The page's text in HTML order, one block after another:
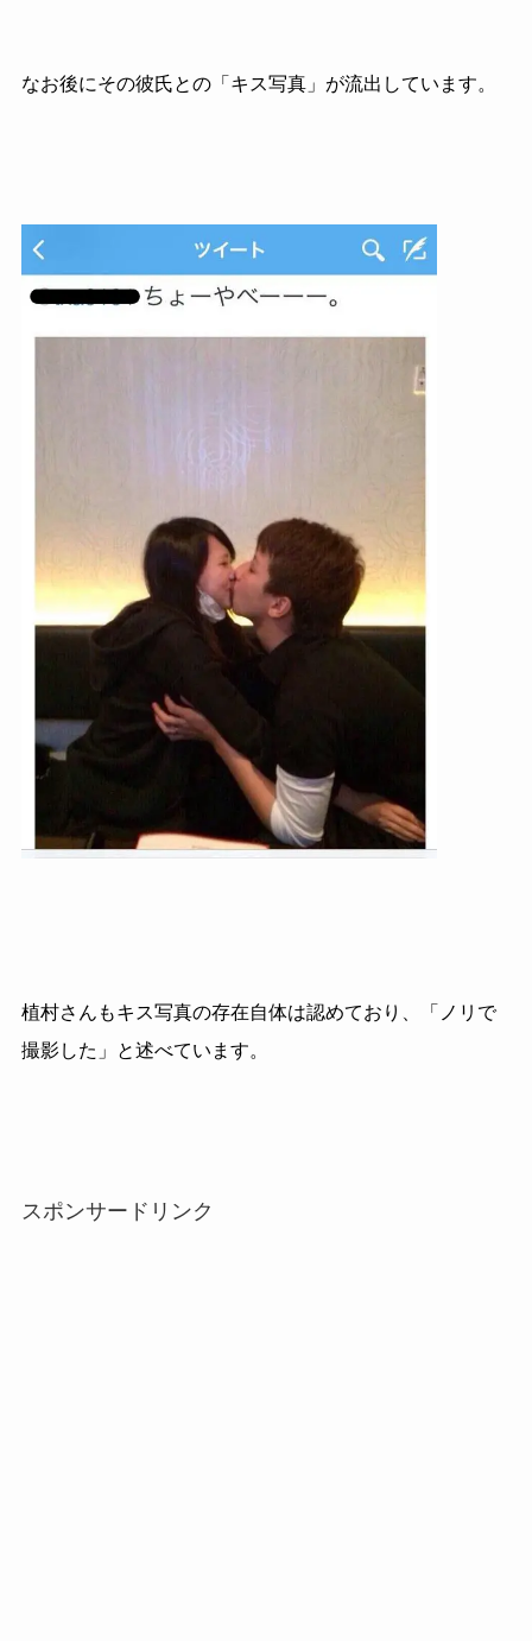
なお後にその彼氏との「キス写真」が流出しています。
植村さんもキス写真の存在自体は認めており、「ノリで
撮影した」と述べています。
スポンサードリンク